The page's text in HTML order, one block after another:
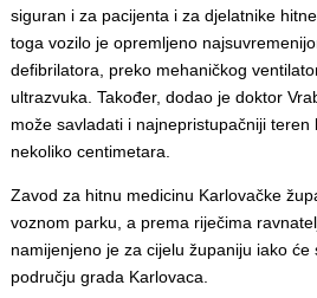
siguran i za pacijenta i za djelatnike
toga vozilo je opremljeno
defibrilatora, preko mehaničkog
ultrazvuka. Također, dodao je doktor
može savladati i najnepristupačniji
nekoliko centimetara.
Zavod za hitnu medicinu Karlovačke
voznom parku, a prema riječima
namijenjeno je za cijelu županiju iako
području grada Karlovaca.